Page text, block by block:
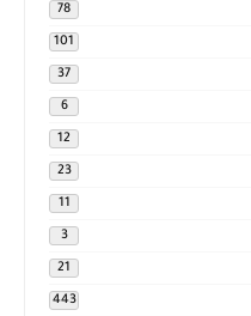
78
101
37
6
12
23
11
3
21
443